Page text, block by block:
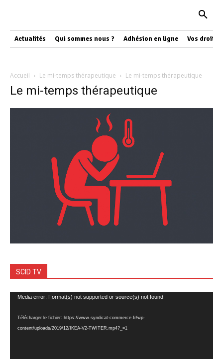
Actualités Qui sommes nous ? Adhésion en ligne Vos droits
Accueil Le mi-temps thérapeutique Le mi-temps thérapeutique
Le mi-temps thérapeutique
SCID TV
Lecteur
Media error: Format(s) not supported or source(s) not found
Télécharger le fichier: https://www.syndicat-commerce.fr/wp-
content/uploads/2019/12/IKEA-V2-TWITER.mp4?_=1